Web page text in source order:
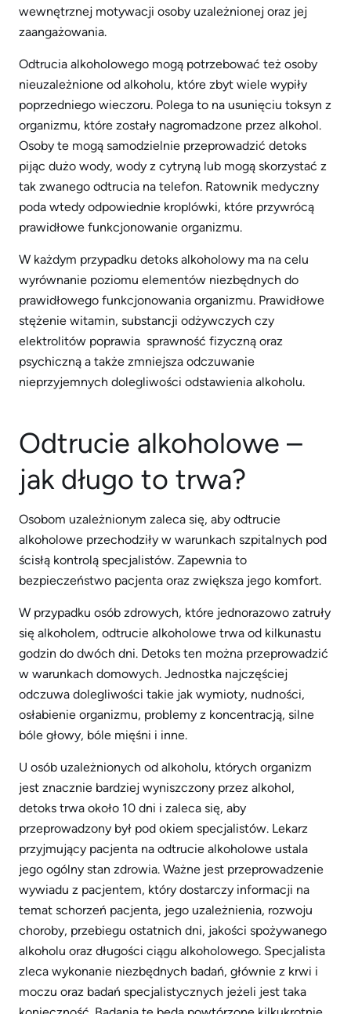
wewnętrznej motywacji osoby uzależnionej oraz jej
zaangażowania.
Odtrucia alkoholowego mogą potrzebować też osoby
nieuzależnione od alkoholu, które zbyt wiele wypiły
poprzedniego wieczoru. Polega to na usunięciu toksyn z
organizmu, które zostały nagromadzone przez alkohol.
Osoby te mogą samodzielnie przeprowadzić detoks
pijąc dużo wody, wody z cytryną lub mogą skorzystać z
tak zwanego odtrucia na telefon. Ratownik medyczny
poda wtedy odpowiednie kroplówki, które przywrócą
prawidłowe funkcjonowanie organizmu.
W każdym przypadku detoks alkoholowy ma na celu
wyrównanie poziomu elementów niezbędnych do
prawidłowego funkcjonowania organizmu. Prawidłowe
stężenie witamin, substancji odżywczych czy
elektrolitów poprawia sprawność fizyczną oraz
psychiczną a także zmniejsza odczuwanie
nieprzyjemnych dolegliwości odstawienia alkoholu.
Odtrucie alkoholowe –
jak długo to trwa?
Osobom uzależnionym zaleca się, aby odtrucie
alkoholowe przechodziły w warunkach szpitalnych pod
ścisłą kontrolą specjalistów. Zapewnia to
bezpieczeństwo pacjenta oraz zwiększa jego komfort.
W przypadku osób zdrowych, które jednorazowo zatruły
się alkoholem, odtrucie alkoholowe trwa od kilkunastu
godzin do dwóch dni. Detoks ten można przeprowadzić
w warunkach domowych. Jednostka najczęściej
odczuwa dolegliwości takie jak wymioty, nudności,
osłabienie organizmu, problemy z koncentracją, silne
bóle głowy, bóle mięśni i inne.
U osób uzależnionych od alkoholu, których organizm
jest znacznie bardziej wyniszczony przez alkohol,
detoks trwa około 10 dni i zaleca się, aby
przeprowadzony był pod okiem specjalistów. Lekarz
przyjmujący pacjenta na odtrucie alkoholowe ustala
jego ogólny stan zdrowia. Ważne jest przeprowadzenie
wywiadu z pacjentem, który dostarczy informacji na
temat schorzeń pacjenta, jego uzależnienia, rozwoju
choroby, przebiegu ostatnich dni, jakości spożywanego
alkoholu oraz długości ciągu alkoholowego. Specjalista
zleca wykonanie niezbędnych badań, głównie z krwi i
moczu oraz badań specjalistycznych jeżeli jest taka